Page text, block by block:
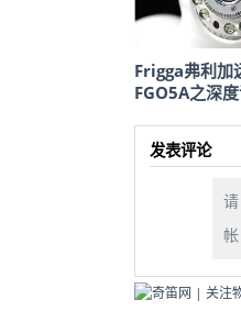
Frigga弗利加
FGO5A之深
发表评论
请
帐